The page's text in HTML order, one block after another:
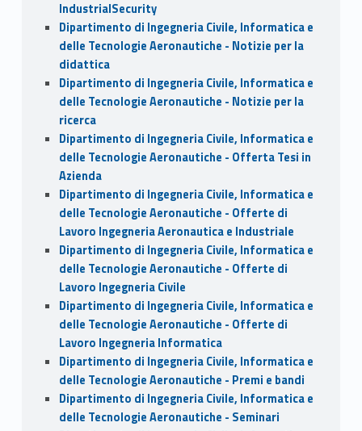
IndustrialSecurity
Dipartimento di Ingegneria Civile, Informatica e
delle Tecnologie Aeronautiche - Notizie per la
didattica
Dipartimento di Ingegneria Civile, Informatica e
delle Tecnologie Aeronautiche - Notizie per la
ricerca
Dipartimento di Ingegneria Civile, Informatica e
delle Tecnologie Aeronautiche - Offerta Tesi in
Azienda
Dipartimento di Ingegneria Civile, Informatica e
delle Tecnologie Aeronautiche - Offerte di
Lavoro Ingegneria Aeronautica e Industriale
Dipartimento di Ingegneria Civile, Informatica e
delle Tecnologie Aeronautiche - Offerte di
Lavoro Ingegneria Civile
Dipartimento di Ingegneria Civile, Informatica e
delle Tecnologie Aeronautiche - Offerte di
Lavoro Ingegneria Informatica
Dipartimento di Ingegneria Civile, Informatica e
delle Tecnologie Aeronautiche - Premi e bandi
Dipartimento di Ingegneria Civile, Informatica e
delle Tecnologie Aeronautiche - Seminari